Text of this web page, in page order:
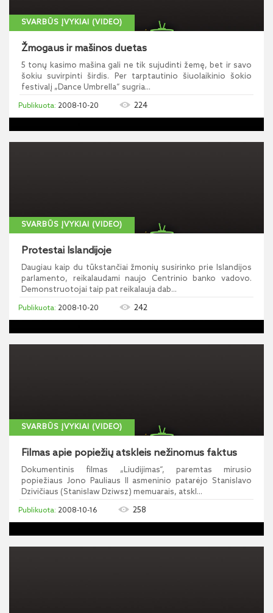
SVARBŪS ĮVYKIAI (VIDEO)
Žmogaus ir mašinos duetas
5 tonų kasimo mašina gali ne tik sujudinti žemę, bet ir savo
šokiu suvirpinti širdis. Per tarptautinio šiuolaikinio šokio
festivalį „Dance Umbrella“ sugria...
2008-10-20 224
SVARBŪS ĮVYKIAI (VIDEO)
Protestai Islandijoje
Daugiau kaip du tūkstančiai žmonių susirinko prie Islandijos
parlamento, reikalaudami naujo Centrinio banko vadovo.
Demonstruotojai taip pat reikalauja dab...
2008-10-20 242
SVARBŪS ĮVYKIAI (VIDEO)
Filmas apie popiežių atskleis nežinomus faktus
Dokumentinis filmas „Liudijimas“, paremtas mirusio
popiežiaus Jono Pauliaus II asmeninio patarėjo Stanislavo
Dzivičiaus (Stanislaw Dziwsz) memuarais, atskl...
2008-10-16 258